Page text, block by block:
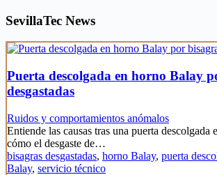
SevillaTec News
Puerta descolgada en horno Balay
desgastadas
Ruidos y comportamientos anómalos
Entiende las causas tras una puerta descolgada
cómo el desgaste de…
bisagras desgastadas, horno Balay, puerta
Balay, servicio técnico